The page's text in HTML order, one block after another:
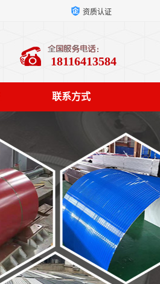
资质认证
18116413584
联系方式